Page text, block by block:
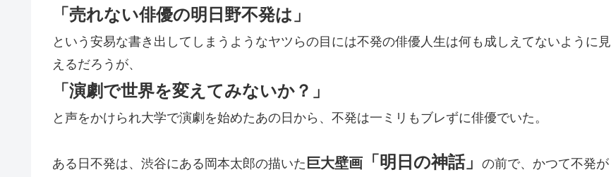
「売れない俳優の明日野不発は」
という安易な書き出してしまうようなヤツらの目には不発の俳優人生は何も成しえてないように見
えるだろうが、
「演劇で世界を変えてみないか？」
と声をかけられ大学で演劇を始めたあの日から、不発は一ミリもブレずに俳優でいた。
ある日不発は、渋谷にある岡本太郎の描いた巨大壁画 「明日の神話」 の前で、かつて不発が